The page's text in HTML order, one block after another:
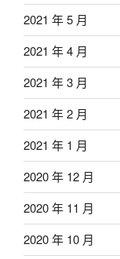
2021 年 5 月
2021 年 4 月
2021 年 3 月
2021 年 2 月
2021 年 1 月
2020 年 12 月
2020 年 11 月
2020 年 10 月